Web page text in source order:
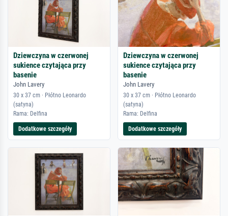
Dziewczyna w czerwonej
sukience czytająca przy
basenie
John Lavery
30 x 37 cm · Płótno Leonardo
(satyna)
Rama: Delfina
Dodatkowe szczegóły
Dziewczyna w czerwonej
sukience czytająca przy
basenie
John Lavery
30 x 37 cm · Płótno Leonardo
(satyna)
Rama: Delfina
Dodatkowe szczegóły